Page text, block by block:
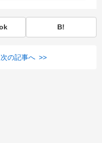
B!
次の記事へ >>